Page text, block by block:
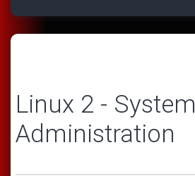
Linux 2 - System
Administration